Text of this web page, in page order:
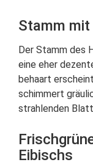
Stamm mit
Der Stamm des
eine eher
behaart
schimmert
strahlenden
Eibischs